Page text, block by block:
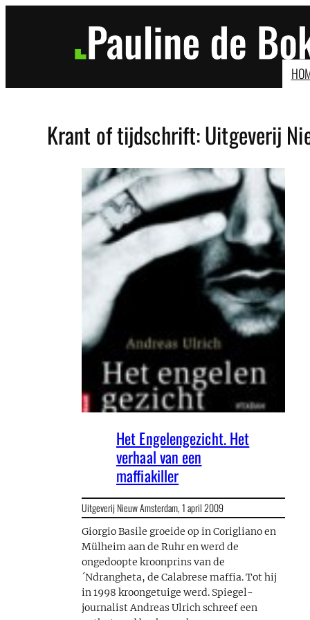
Krant of tijdschrift:Uitgeverij
Het Engelengezicht. Het
verhaal van een
maffiakiller
Uitgeverij Nieuw Amsterdam,1 april 2009
Giorgio Basile groeide op in Corigliano en
Mülheim aan de Ruhr en werd de
ongedoopte kroonprins van de
´Ndrangheta, de Calabrese maffia. Tot hij
in 1998 kroongetuige werd. Spiegel-
journalist Andreas Ulrich schreef een